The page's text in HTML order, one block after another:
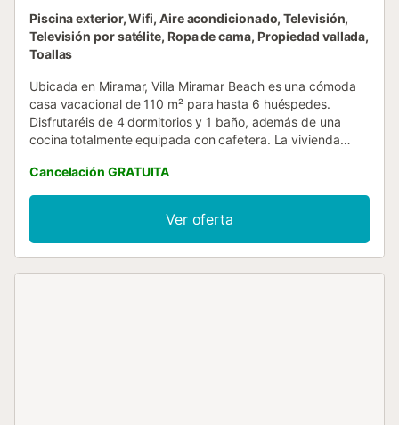
Piscina exterior, Wifi, Aire acondicionado, Televisión,
Televisión por satélite, Ropa de cama, Propiedad vallada,
Toallas
Ubicada en Miramar, Villa Miramar Beach es una cómoda
casa vacacional de 110 m² para hasta 6 huéspedes.
Disfrutaréis de 4 dormitorios y 1 baño, además de una
cocina totalmente equipada con cafetera. La vivienda
videollamadas, aire acondicionado y calefacción en todos
los dormitorios y el salón, televisión, lavadora y un espacio
de trabajo dedicado para vuestra comodidad. Salid al
exterior para relajaros en vuestras terrazas privadas,
cubiertas y descubiertas, con vistas a la montaña, ideales
Cancelación GRATUITA
Ver oferta